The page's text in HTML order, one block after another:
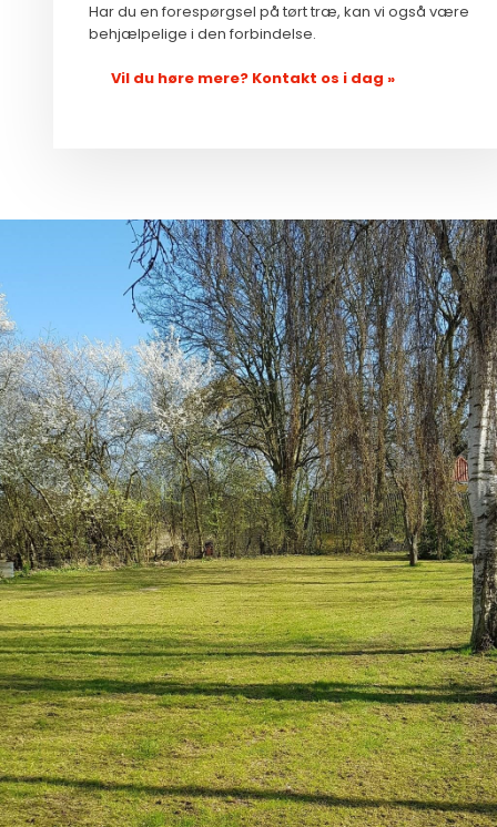
Har du en forespørgsel på tørt træ, kan vi også være
behjælpelige i den forbindelse.
Vil du høre mere? Kontakt os i dag »